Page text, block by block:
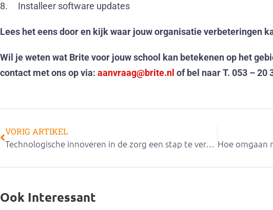
8. Installeer software updates
Lees het eens door en kijk waar jouw organisatie verbeteringen
Wil je weten wat Brite voor jouw school kan betekenen op het
contact met ons op via: aanvraag@brite.nl of bel naar T. 053 – 20
VORIG ARTIKEL
Technologische innoveren in de zorg een stap te ver? Verken de alternatieven
Ook Interessant